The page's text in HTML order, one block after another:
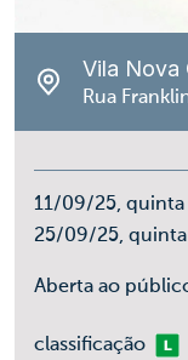
Vila Nova
Rua
11/09/25, quinta
25/09/25,
Aberta ao
classificaçãoLivre